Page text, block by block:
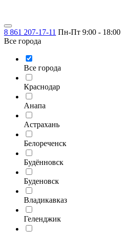
8 861 207-17-11 Пн-Пт 9:00 - 18:00
Все города
Все города
Краснодар
Анапа
Астрахань
Белореченск
Будённовск
Буденовск
Владикавказ
Геленджик